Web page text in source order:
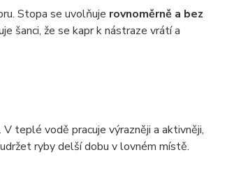
Stopa se uvolňuje rovnoměrně a bez
šanci, že se kapr k nástraze vrátí a
teplé vodě pracuje výrazněji a aktivněji,
ryby delší dobu v lovném místě.